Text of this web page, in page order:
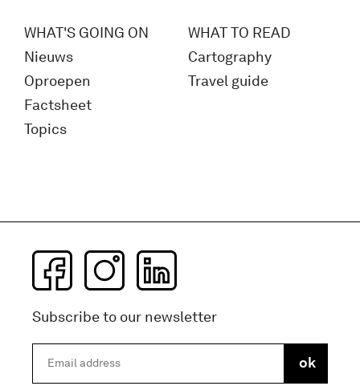
WHAT'S GOING ON
Nieuws
Oproepen
Factsheet
Topics
WHAT TO READ
Cartography
Travel guide
Subscribe to our newsletter